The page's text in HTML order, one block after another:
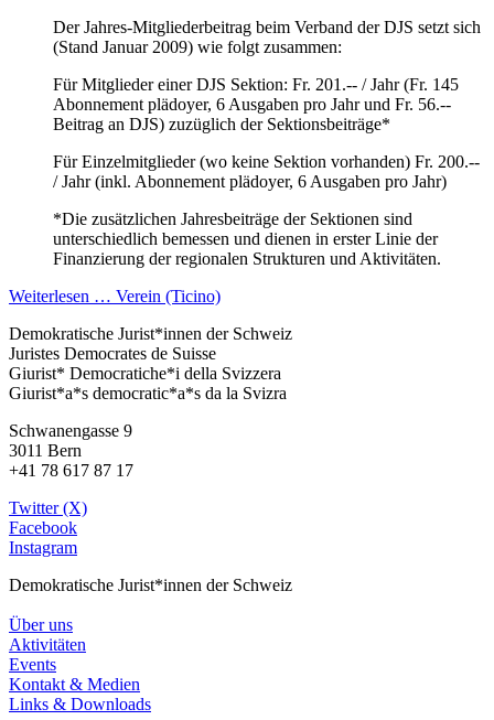
Der Jahres-Mitgliederbeitrag beim Verband der DJS setzt sich
(Stand Januar 2009) wie folgt zusammen:
Für Mitglieder einer DJS Sektion: Fr. 201.-- / Jahr (Fr. 145
Abonnement plädoyer, 6 Ausgaben pro Jahr und Fr. 56.--
Beitrag an DJS) zuzüglich der Sektionsbeiträge*
Für Einzelmitglieder (wo keine Sektion vorhanden) Fr. 200.--
/ Jahr (inkl. Abonnement plädoyer, 6 Ausgaben pro Jahr)
*Die zusätzlichen Jahresbeiträge der Sektionen sind
unterschiedlich bemessen und dienen in erster Linie der
Finanzierung der regionalen Strukturen und Aktivitäten.
Weiterlesen … Verein (Ticino)
Demokratische Jurist*innen der Schweiz
Juristes Democrates de Suisse
Giurist* Democratiche*i della Svizzera
Giurist*a*s democratic*a*s da la Svizra
Schwanengasse 9
3011 Bern
+41 78 617 87 17
Twitter (X)
Facebook
Instagram
Demokratische Jurist*innen der Schweiz
Über uns
Aktivitäten
Events
Kontakt & Medien
Links & Downloads